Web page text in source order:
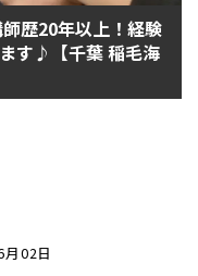
歴20年以上！経験
す♪【千葉 稲毛海
02日